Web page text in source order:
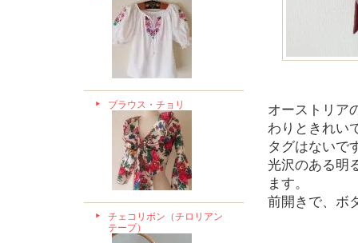
ブラウス・チョリ
チェコリボン（チロリアン
テープ）
オーストリア
わりときれい
タグはないで
光沢のある明
ます。
前開きで、ボ